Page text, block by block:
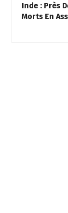
Inde : Près
Morts En